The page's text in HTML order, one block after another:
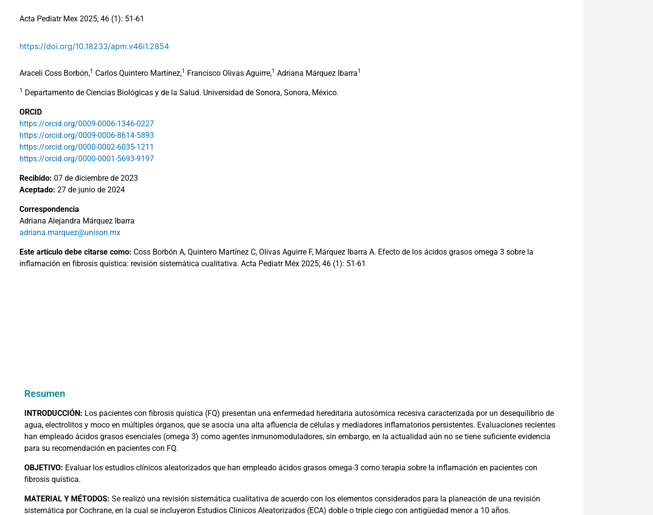
Acta Pediatr Mex 2025; 46 (1): 51-61
https://doi.org/10.18233/apm.v46i1.2854
Araceli Coss Borbón,1 Carlos Quintero Martínez,1 Francisco Olivas Aguirre,1 Adriana Márquez Ibarra1
1 Departamento de Ciencias Biológicas y de la Salud. Universidad de Sonora, Sonora, México.
ORCID
https://orcid.org/0009-0006-1346-0227
https://orcid.org/0009-0006-8614-5893
https://orcid.org/0000-0002-6035-1211
https://orcid.org/0000-0001-5693-9197
Recibido: 07 de diciembre de 2023
Aceptado: 27 de junio de 2024
Correspondencia
Adriana Alejandra Márquez Ibarra
adriana.marquez@unison.mx
Este artículo debe citarse como: Coss Borbón A, Quintero Martínez C, Olivas Aguirre F, Márquez Ibarra A. Efecto de los ácidos grasos omega 3 sobre la
inflamación en fibrosis quística: revisión sistemática cualitativa. Acta Pediatr Méx 2025; 46 (1): 51-61
Resumen
INTRODUCCIÓN: Los pacientes con fibrosis quística (FQ) presentan una enfermedad hereditaria autosómica recesiva caracterizada por un desequilibrio de
agua, electrolitos y moco en múltiples órganos, que se asocia una alta afluencia de células y mediadores inflamatorios persistentes. Evaluaciones recientes
han empleado ácidos grasos esenciales (omega 3) como agentes inmunomoduladores, sin embargo, en la actualidad aún no se tiene suficiente evidencia
para su recomendación en pacientes con FQ.
OBJETIVO: Evaluar los estudios clínicos aleatorizados que han empleado ácidos grasos omega-3 como terapia sobre la inflamación en pacientes con
fibrosis quística.
MATERIAL Y MÉTODOS: Se realizó una revisión sistemática cualitativa de acuerdo con los elementos considerados para la planeación de una revisión
sistemática por Cochrane, en la cual se incluyeron Estudios Clínicos Aleatorizados (ECA) doble o triple ciego con antigüedad menor a 10 años.